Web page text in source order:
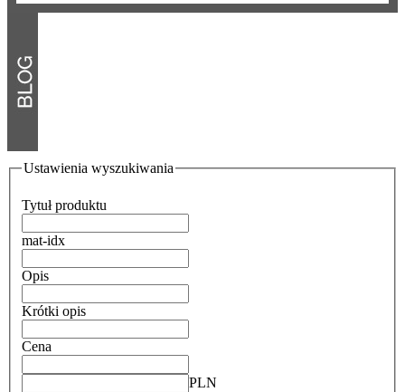
Ustawienia wyszukiwania
Tytuł produktu
mat-idx
Opis
Krótki opis
Cena
PLN